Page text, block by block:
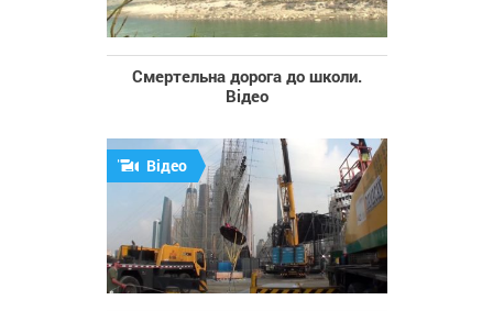
Cмертельна дорога до школи.
Відео
Відео